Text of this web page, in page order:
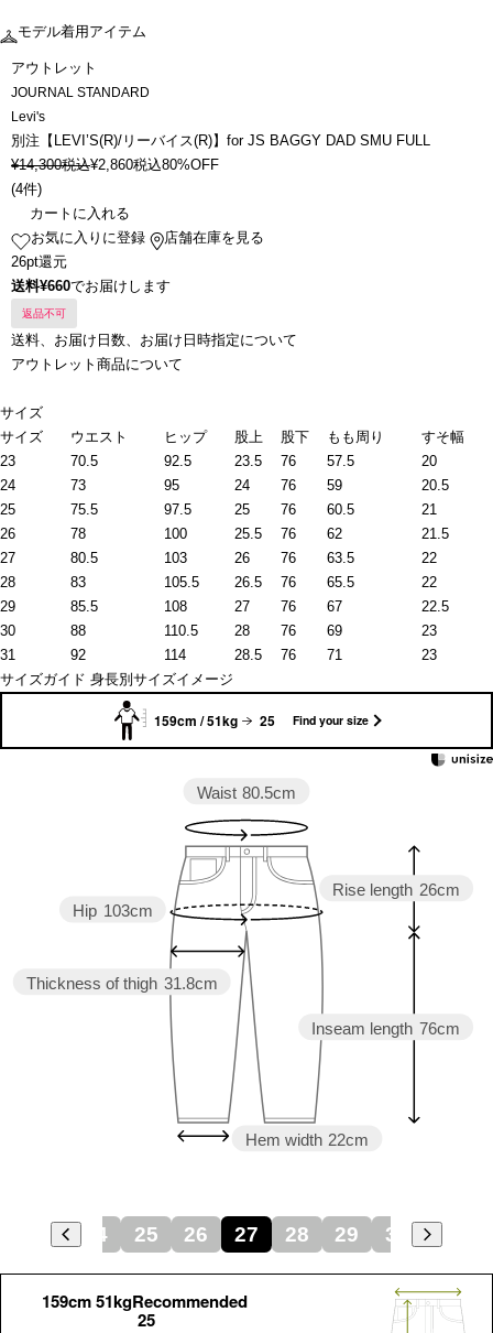
モデル着用アイテム
アウトレット
JOURNAL STANDARD
Levi's
別注【LEVI’S(R)/リーバイス(R)】for JS BAGGY DAD SMU FULL
¥14,300税込¥2,860税込80%OFF
(4件)
カートに入れる
お気に入りに登録
店舗在庫を見る
26pt還元
送料¥660でお届けします
返品不可
送料、お届け日数、お届け日時指定について
アウトレット商品について
サイズ
サイズ
ウエスト ヒップ 股上 股下 もも周り
すそ幅
23
70.5 92.5 23.5 76 57.5
20
24
73 95 24 76 59
20.5
25
75.5 97.5 25 76 60.5
21
26
78 100 25.5 76 62
21.5
27
80.5 103 26 76 63.5
22
28
83 105.5 26.5 76 65.5
22
29
85.5 108 27 76 67
22.5
30
88 110.5 28 76 69
23
31
92 114 28.5 76 71
23
サイズガイド 身長別サイズイメージ
159cm / 51kg 25 Find your size
Inseam length 76cm
Rise length 26cm
Hem width 22cm
Thickness of thigh 31.8cm
Hip 103cm
Waist 80.5cm
24 25 26 27 28 29 30
159cm 51kgRecommended
25